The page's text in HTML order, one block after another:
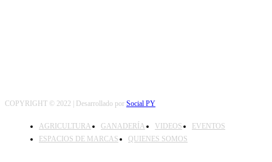
COPYRIGHT © 2022 | Desarrollado por Social PY
AGRICULTURA GANADERÍA VIDEOS
EVENTOS
ESPACIOS DE MARCAS
QUIENES SOMOS